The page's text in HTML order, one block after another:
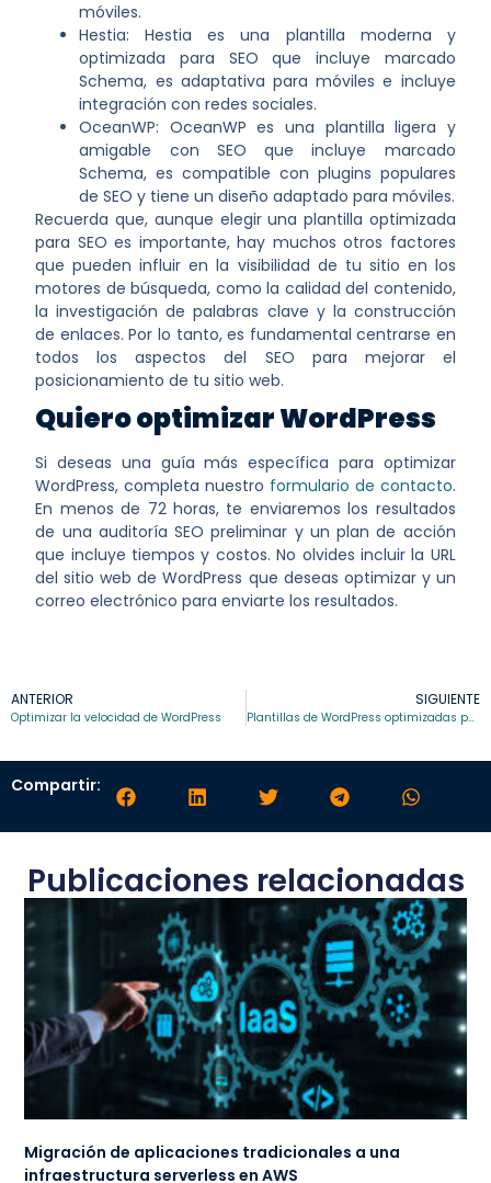
móviles.
Hestia: Hestia es una plantilla moderna y
optimizada para SEO que incluye marcado
Schema, es adaptativa para móviles e incluye
integración con redes sociales.
OceanWP: OceanWP es una plantilla ligera y
amigable con SEO que incluye marcado
Schema, es compatible con plugins populares
de SEO y tiene un diseño adaptado para móviles.
Recuerda que, aunque elegir una plantilla optimizada
para SEO es importante, hay muchos otros factores
que pueden influir en la visibilidad de tu sitio en los
motores de búsqueda, como la calidad del contenido,
la investigación de palabras clave y la construcción
de enlaces. Por lo tanto, es fundamental centrarse en
todos los aspectos del SEO para mejorar el
posicionamiento de tu sitio web.
Quiero optimizar WordPress
Si deseas una guía más específica para optimizar
WordPress, completa nuestro formulario de contacto.
En menos de 72 horas, te enviaremos los resultados
de una auditoría SEO preliminar y un plan de acción
que incluye tiempos y costos. No olvides incluir la URL
del sitio web de WordPress que deseas optimizar y un
correo electrónico para enviarte los resultados.
ANTERIOR
Optimizar la velocidad de WordPress
SIGUIENTE
Plantillas de WordPress optimizadas para SEO
Compartir:
Publicaciones relacionadas
Migración de aplicaciones tradicionales a una
infraestructura serverless en AWS